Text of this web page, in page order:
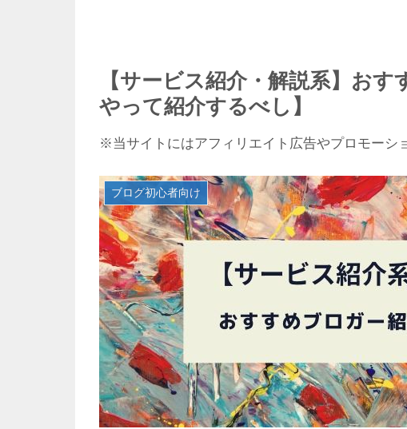
【サービス紹介・解説系】お
やって紹介するべし】
※当サイトにはアフィリエイト広告やプロモーシ
ブログ初心者向け